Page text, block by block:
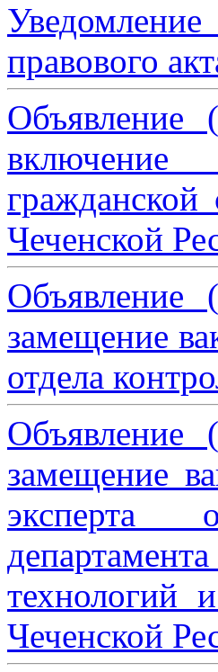
правового
Объявление
включение
Чеченской
Объявление
замещение
отдела
Объявление
замещение
эксперта
технологий
Чеченской